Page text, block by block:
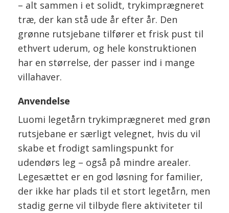
– alt sammen i et solidt, trykimprægneret
træ, der kan stå ude år efter år. Den
grønne rutsjebane tilfører et frisk pust til
ethvert uderum, og hele konstruktionen
har en størrelse, der passer ind i mange
villahaver.
Anvendelse
Luomi legetårn trykimprægneret med grøn
rutsjebane er særligt velegnet, hvis du vil
skabe et frodigt samlingspunkt for
udendørs leg – også på mindre arealer.
Legesættet er en god løsning for familier,
der ikke har plads til et stort legetårn, men
stadig gerne vil tilbyde flere aktiviteter til